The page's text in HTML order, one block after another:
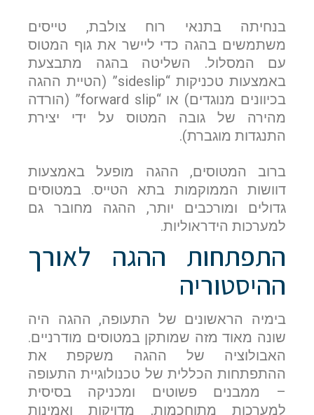
בנחיתה בתנאי רוח צולבת, טייסים
משתמשים בהגה כדי ליישר את גוף המטוס
עם המסלול. השליטה בהגה מתבצעת
באמצעות טכניקות “sideslip” (הטיית ההגה
בכיוונים מנוגדים) או “forward slip” (הורדה
מהירה של גובה המטוס על ידי יצירת
התנגדות מוגברת).
ברוב המטוסים, ההגה מופעל באמצעות
דוושות הממוקמות בתא הטייס. במטוסים
גדולים ומורכבים יותר, ההגה מחובר גם
למערכות הידראוליות.
התפתחות ההגה לאורך
ההיסטוריה
בימיה הראשונים של התעופה, ההגה היה
שונה מאוד מזה שמותקן במטוסים מודרניים.
האבולוציה של ההגה משקפת את
ההתפתחות הכללית של טכנולוגיית התעופה
– ממבנים פשוטים ומכניקה בסיסית
למערכות מתוחכמות, מדויקות ואמינות